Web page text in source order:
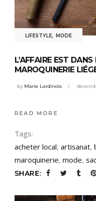
LIFESTYLE, MODE
L’AFFAIRE EST
MAROQUINERIE
by Marie Lardinois
READ MORE
Tags:
acheter local, artisanat,
maroquinerie, mode,
SHARE: